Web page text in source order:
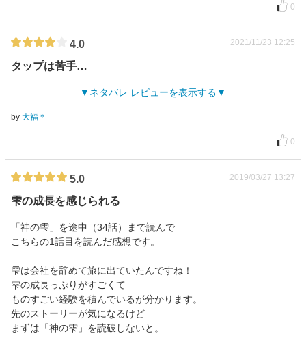
0
4.0 2021/11/23 12:25
タップは苦手…
ネタバレ レビューを表示する
by 大福＊
0
5.0 2019/03/27 13:27
雫の成長を感じられる
「神の雫」を途中（34話）まで読んで
こちらの1話目を読んだ感想です。
雫は会社を辞めて旅に出ていたんですね！
雫の成長っぷりがすごくて
ものすごい経験を積んでいるが分かります。
先のストーリーが気になるけど
まずは「神の雫」を読破しないと。